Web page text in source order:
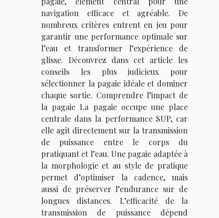
navigation efficace et agréable. De
nombreux critères entrent en jeu pour
garantir une performance optimale sur
l’eau et transformer l’expérience de
glisse. Découvrez dans cet article les
conseils les plus judicieux pour
sélectionner la pagaie idéale et dominer
chaque sortie. Comprendre l’impact de
la pagaie La pagaie occupe une place
centrale dans la performance SUP, car
elle agit directement sur la transmission
de puissance entre le corps du
pratiquant et l’eau. Une pagaie adaptée à
la morphologie et au style de pratique
permet d’optimiser la cadence, mais
aussi de préserver l’endurance sur de
longues distances. L’efficacité de la
transmission de puissance dépend